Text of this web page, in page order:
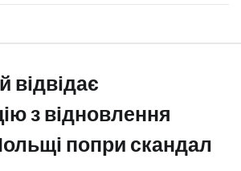
відвідає
з відновлення
попри скандал